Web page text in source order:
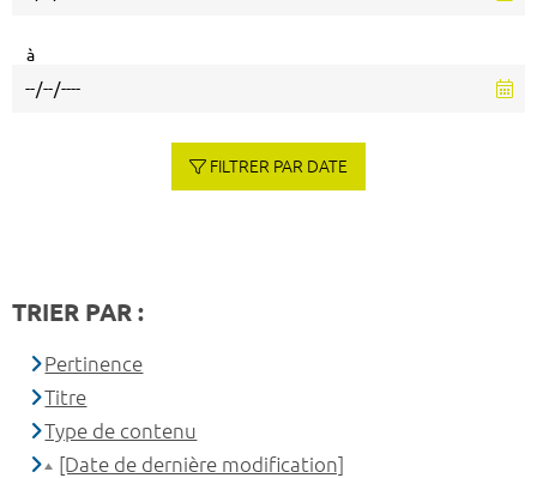
à
FILTRER PAR DATE
TRIER PAR :
Pertinence
Titre
Type de contenu
[Date de dernière modification]